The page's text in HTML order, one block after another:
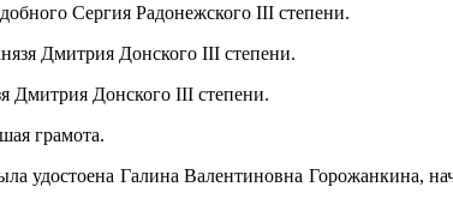
Сергия Радонежского III степени.
Дмитрия Донского III степени.
Дмитрия Донского III степени.
грамота.
удостоена Галина Валентиновна Горожанкина,